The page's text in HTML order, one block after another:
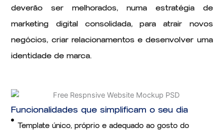
deverão ser melhorados, numa estratégia de
marketing digital consolidada, para atrair novos
negócios, criar relacionamentos e desenvolver uma
identidade de marca.
Funcionalidades que simplificam o seu dia
Template único, próprio e adequado ao gosto do